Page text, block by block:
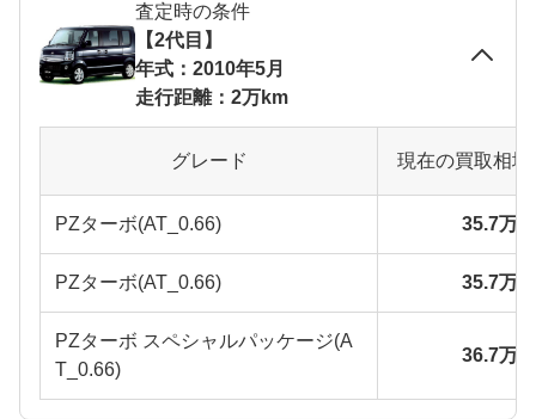
査定時の条件
【2代目】
年式：2010年5月
走行距離：2万km
グレード 現在の買取相
PZターボ(AT_0.66) 35.7万
PZターボ(AT_0.66) 35.7万
PZターボ スペシャルパッケージ(A
T_0.66)
36.7万